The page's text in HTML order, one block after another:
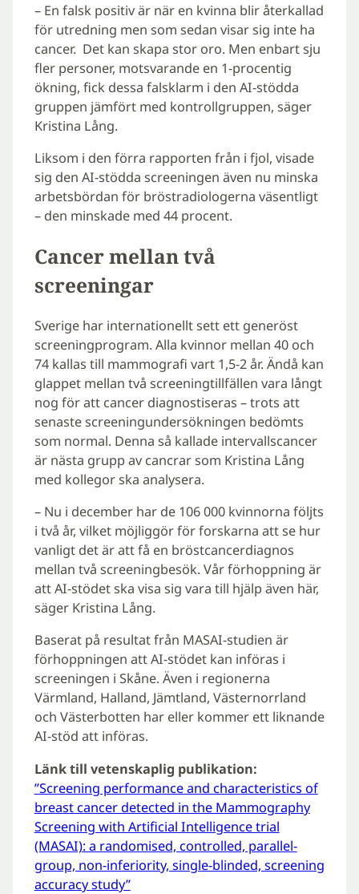
– En falsk positiv är när en kvinna blir återkallad
för utredning men som sedan visar sig inte ha
cancer. Det kan skapa stor oro. Men enbart sju
fler personer, motsvarande en 1-procentig
ökning, fick dessa falsklarm i den AI-stödda
gruppen jämfört med kontrollgruppen, säger
Kristina Lång.
Liksom i den förra rapporten från i fjol, visade
sig den AI-stödda screeningen även nu minska
arbetsbördan för bröstradiologerna väsentligt
– den minskade med 44 procent.
Cancer mellan två
screeningar
Sverige har internationellt sett ett generöst
screeningprogram. Alla kvinnor mellan 40 och
74 kallas till mammografi vart 1,5-2 år. Ändå kan
glappet mellan två screeningtillfällen vara långt
nog för att cancer diagnostiseras – trots att
senaste screeningundersökningen bedömts
som normal. Denna så kallade intervallscancer
är nästa grupp av cancrar som Kristina Lång
med kollegor ska analysera.
– Nu i december har de 106 000 kvinnorna följts
i två år, vilket möjliggör för forskarna att se hur
vanligt det är att få en bröstcancerdiagnos
mellan två screeningbesök. Vår förhoppning är
att AI-stödet ska visa sig vara till hjälp även här,
säger Kristina Lång.
Baserat på resultat från MASAI-studien är
förhoppningen att AI-stödet kan införas i
screeningen i Skåne. Även i regionerna
Värmland, Halland, Jämtland, Västernorrland
och Västerbotten har eller kommer ett liknande
AI-stöd att införas.
Länk till vetenskaplig publikation:
”Screening performance and characteristics of
breast cancer detected in the Mammography
Screening with Artificial Intelligence trial
(MASAI): a randomised, controlled, parallel-
group, non-inferiority, single-blinded, screening
accuracy study”